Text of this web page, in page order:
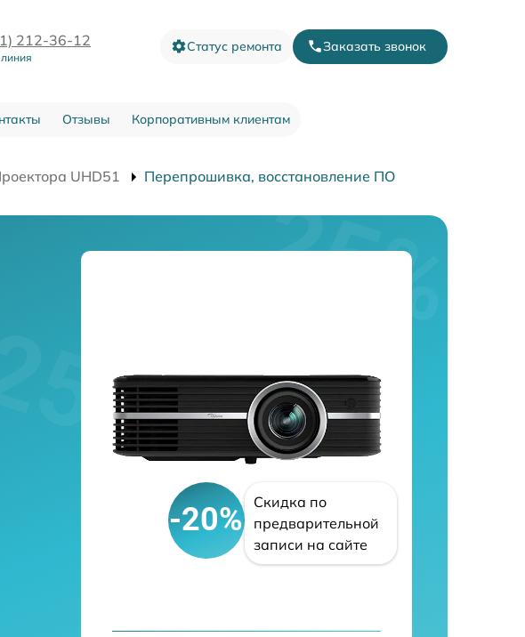
212-36-12 Статус ремонта Заказать звонок
Отзывы Корпоративным клиентам
UHD51 Перепрошивка, восстановление ПО
-20%
Скидка по
предварительной
записи на сайте